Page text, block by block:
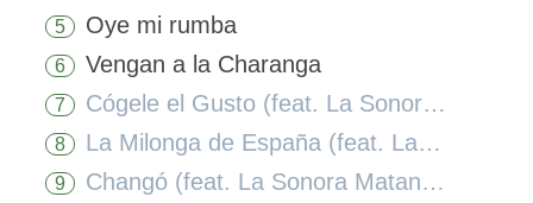
5 Oye mi rumba
6 Vengan a la Charanga
7 Cógele el Gusto (feat. La Sonora Matancera)
8 La Milonga de España (feat. La Sonora Matancera)
9 Changó (feat. La Sonora Matancera)